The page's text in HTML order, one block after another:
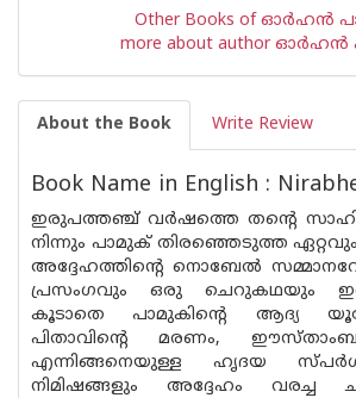
Other Books of ഓര്‍ഹന്‍
more about author
About the Book Write Review
Book Name in English :
ഇരുപത്തഞ്ച് വര്‍ഷത്തെ തന്റെ
നിന്നും പാമുക് തിരഞ്ഞെടുത്ത
അദ്ദേഹത്തിന്റെ നൊബേല്‍
പ്രസംഗവും ഒരു ചെറുകഥയും
കൂടാതെ പാമുകിന്റെ ആദ്യ
പിതാവിന്റെ മരണം,
എന്നിങ്ങനെയുള്ള ഹൃദയ
നിമിഷങ്ങളും അദ്ദേഹം വരച്ച